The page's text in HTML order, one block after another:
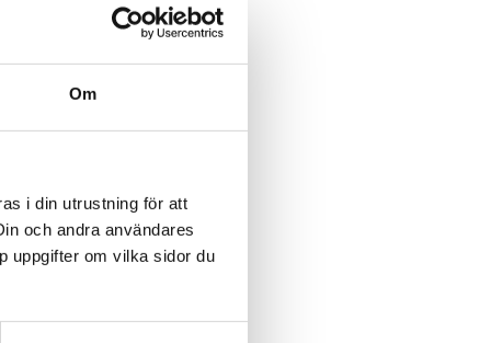
Om
i din utrustning för att
och andra användares
uppgifter om vilka sidor du